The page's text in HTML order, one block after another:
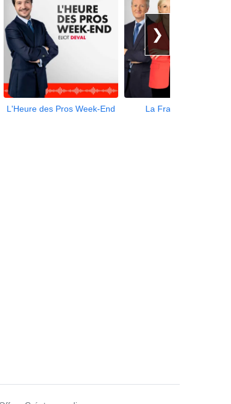
L'Heure des Pros Week-End La France en Face
❯